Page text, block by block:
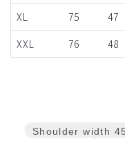
XL
75 47
XXL
76 48
Shoulder width